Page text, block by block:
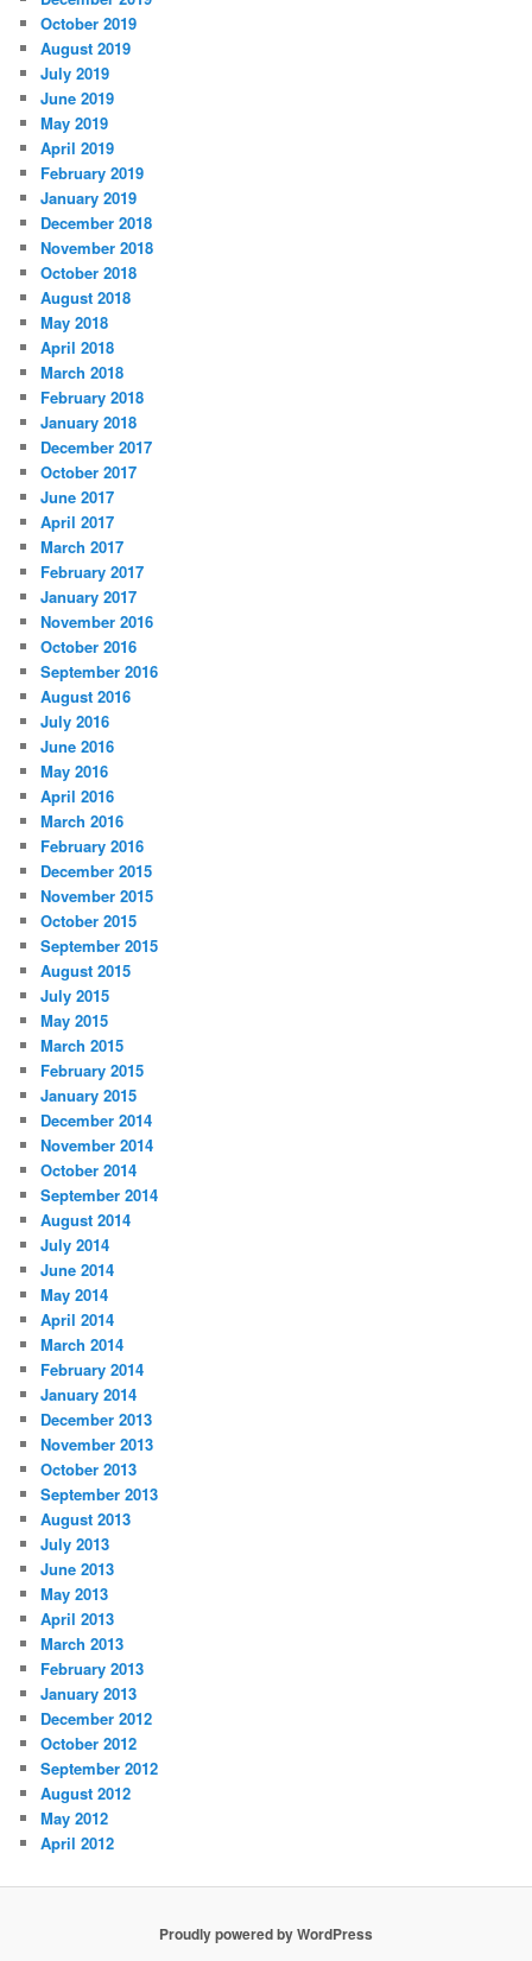
October 2019
August 2019
July 2019
June 2019
May 2019
April 2019
February 2019
January 2019
December 2018
November 2018
October 2018
August 2018
May 2018
April 2018
March 2018
February 2018
January 2018
December 2017
October 2017
June 2017
April 2017
March 2017
February 2017
January 2017
November 2016
October 2016
September 2016
August 2016
July 2016
June 2016
May 2016
April 2016
March 2016
February 2016
December 2015
November 2015
October 2015
September 2015
August 2015
July 2015
May 2015
March 2015
February 2015
January 2015
December 2014
November 2014
October 2014
September 2014
August 2014
July 2014
June 2014
May 2014
April 2014
March 2014
February 2014
January 2014
December 2013
November 2013
October 2013
September 2013
August 2013
July 2013
June 2013
May 2013
April 2013
March 2013
February 2013
January 2013
December 2012
October 2012
September 2012
August 2012
May 2012
April 2012
Proudly powered by WordPress